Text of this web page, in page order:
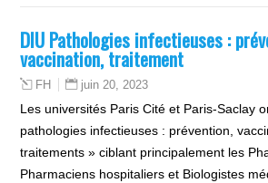
DIU Pathologies infectieuses :
vaccination, traitement
FH juin 20, 2023
Les universités Paris Cité et Paris-Saclay
pathologies infectieuses : prévention,
traitements » ciblant principalement les
Pharmaciens hospitaliers et Biologistes